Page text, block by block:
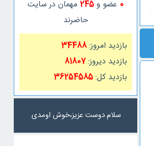
0 عضو و245 مهمان در سایت
حاضرند
بازدید امروز:34488
بازدید دیروز:81807
بازدید کل:36254585
سلام دوست عزیز،خوش اومدی